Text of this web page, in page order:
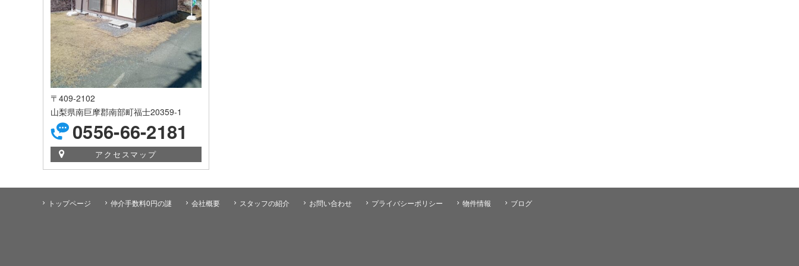
〒409-2102
山梨県南巨摩郡南部町福士20359-1
0556-66-2181
アクセスマップ
トップページ 仲介手数料0円の謎 会社概要 スタッフの紹介 お問い合わせ プライバシーポリシー 物件情報 ブログ